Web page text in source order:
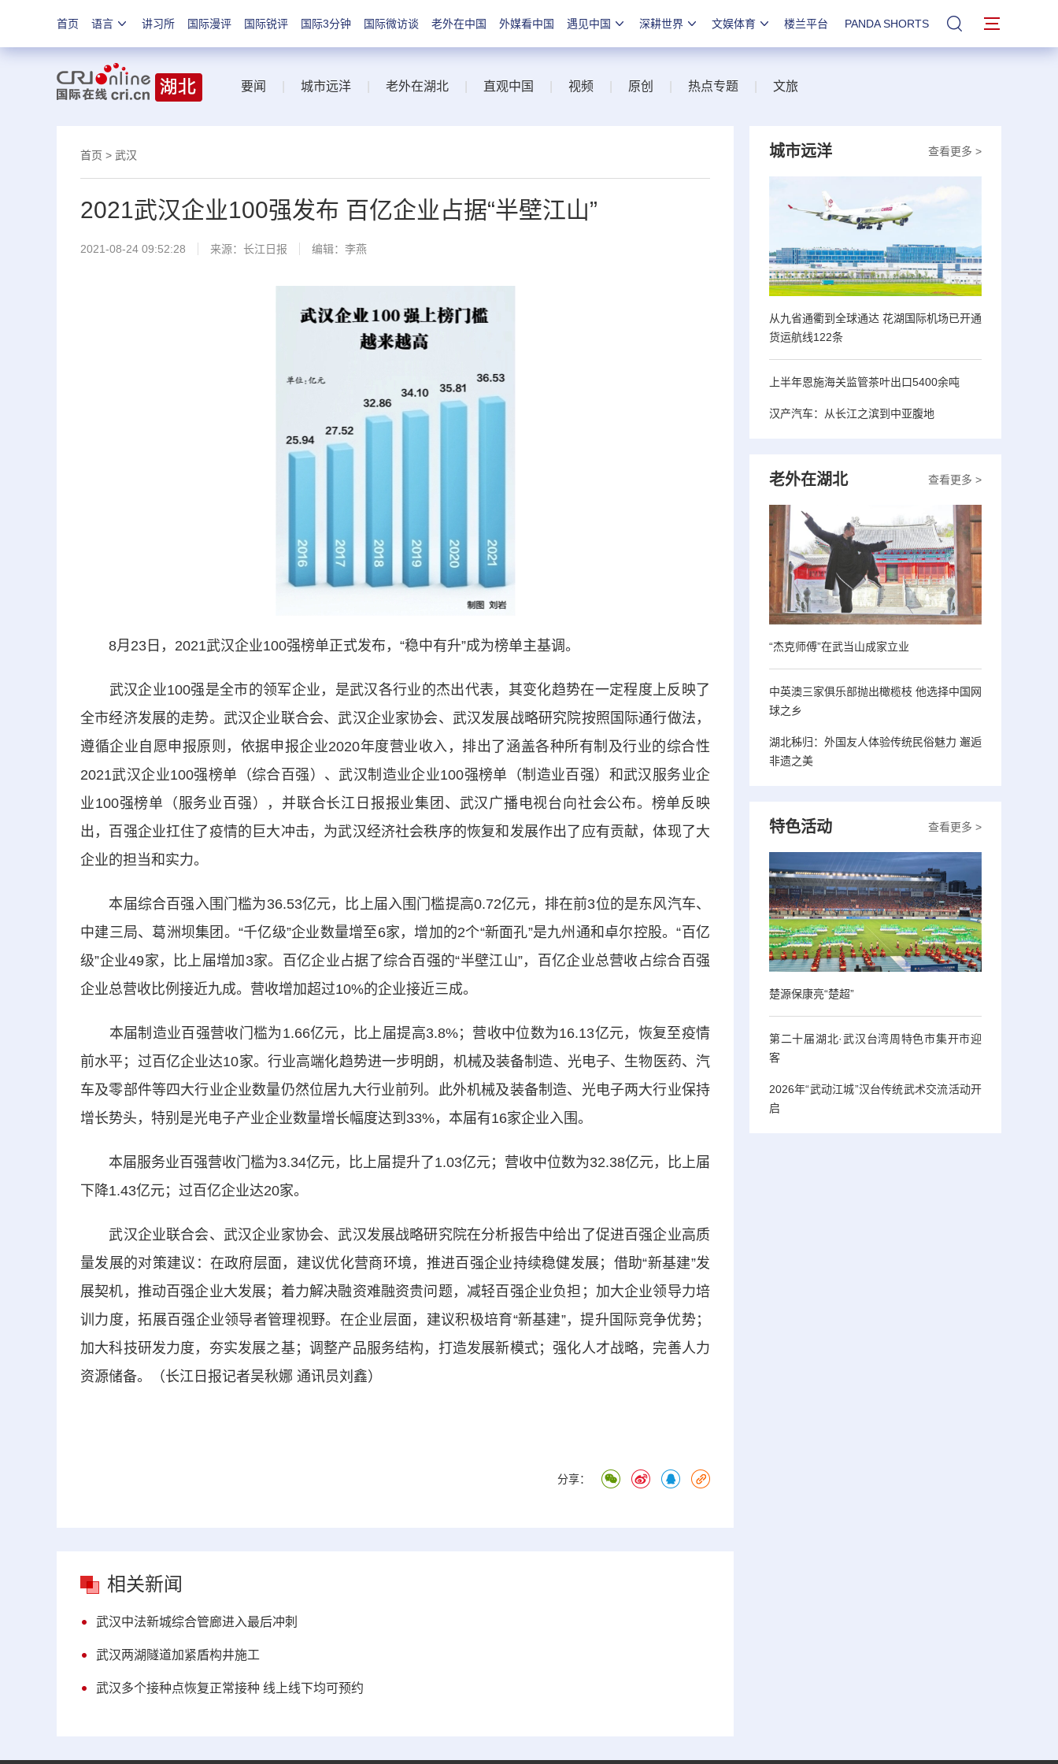
首页 语言 讲习所 国际漫评 国际锐评 国际3分钟 国际微访谈 老外在中国 外媒看中国 遇见中国 深耕世界 文娱体育 楼兰平台 PANDA SHORTS 站内搜索
要闻 城市远洋 老外在湖北 直观中国 视频 原创 热点专题 文旅
首页 > 武汉
2021武汉企业100强发布 百亿企业占据“半壁江山”
2021-08-24 09:52:28 来源： 长江日报 编辑：李燕
8月23日，2021武汉企业100强榜单正式发布，“稳中有升”成为榜单主基调。
武汉企业100强是全市的领军企业，是武汉各行业的杰出代表，其变化趋势在一定程度上反映了
全市经济发展的走势。武汉企业联合会、武汉企业家协会、武汉发展战略研究院按照国际通行做法，
遵循企业自愿申报原则，依据申报企业2020年度营业收入，排出了涵盖各种所有制及行业的综合性
2021武汉企业100强榜单（综合百强）、武汉制造业企业100强榜单（制造业百强）和武汉服务业企
业100强榜单（服务业百强），并联合长江日报报业集团、武汉广播电视台向社会公布。榜单反映
出，百强企业扛住了疫情的巨大冲击，为武汉经济社会秩序的恢复和发展作出了应有贡献，体现了大
企业的担当和实力。
本届综合百强入围门槛为36.53亿元，比上届入围门槛提高0.72亿元，排在前3位的是东风汽车、
中建三局、葛洲坝集团。“千亿级”企业数量增至6家，增加的2个“新面孔”是九州通和卓尔控股。“百亿
级”企业49家，比上届增加3家。百亿企业占据了综合百强的“半壁江山”，百亿企业总营收占综合百强
企业总营收比例接近九成。营收增加超过10%的企业接近三成。
本届制造业百强营收门槛为1.66亿元，比上届提高3.8%；营收中位数为16.13亿元，恢复至疫情
前水平；过百亿企业达10家。行业高端化趋势进一步明朗，机械及装备制造、光电子、生物医药、汽
车及零部件等四大行业企业数量仍然位居九大行业前列。此外机械及装备制造、光电子两大行业保持
增长势头，特别是光电子产业企业数量增长幅度达到33%，本届有16家企业入围。
本届服务业百强营收门槛为3.34亿元，比上届提升了1.03亿元；营收中位数为32.38亿元，比上届
下降1.43亿元；过百亿企业达20家。
武汉企业联合会、武汉企业家协会、武汉发展战略研究院在分析报告中给出了促进百强企业高质
量发展的对策建议：在政府层面，建议优化营商环境，推进百强企业持续稳健发展；借助“新基建”发
展契机，推动百强企业大发展；着力解决融资难融资贵问题，减轻百强企业负担；加大企业领导力培
训力度，拓展百强企业领导者管理视野。在企业层面，建议积极培育“新基建”，提升国际竞争优势；
加大科技研发力度，夯实发展之基；调整产品服务结构，打造发展新模式；强化人才战略，完善人力
资源储备。（长江日报记者吴秋娜 通讯员刘鑫）
分享：
相关新闻
武汉中法新城综合管廊进入最后冲刺
武汉两湖隧道加紧盾构井施工
武汉多个接种点恢复正常接种 线上线下均可预约
查看更多 >
城市远洋
从九省通衢到全球通达 花湖国际机场已开通
货运航线122条
上半年恩施海关监管茶叶出口5400余吨
汉产汽车：从长江之滨到中亚腹地
查看更多 >
老外在湖北
“杰克师傅”在武当山成家立业
中英澳三家俱乐部抛出橄榄枝 他选择中国网
球之乡
湖北秭归：外国友人体验传统民俗魅力 邂逅
非遗之美
查看更多 >
特色活动
楚源保康亮“楚超”
第二十届湖北·武汉台湾周特色市集开市迎
客
2026年“武动江城”汉台传统武术交流活动开
启